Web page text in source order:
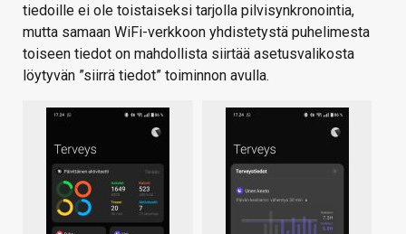
tiedoille ei ole toistaiseksi tarjolla pilvisynkronointia,
mutta samaan WiFi-verkkoon yhdistetystä puhelimesta
toiseen tiedot on mahdollista siirtää asetusvalikosta
löytyvän ”siirrä tiedot” toiminnon avulla.